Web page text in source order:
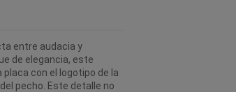
entre audacia y
de elegancia, este
con el logotipo de la
pecho. Este detalle no